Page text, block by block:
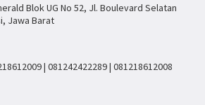
Blok UG No 52, Jl. Boulevard Selatan
Jawa Barat
| 081242422289 | 081218612008